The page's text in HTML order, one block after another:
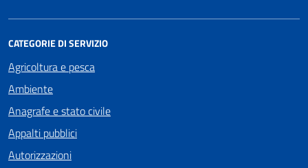
CATEGORIE DI SERVIZIO
Agricoltura e pesca
Ambiente
Anagrafe e stato civile
Appalti pubblici
Autorizzazioni